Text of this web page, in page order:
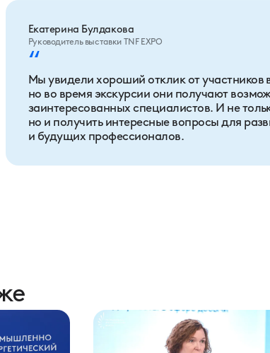
Екатерина Булдакова
Руководитель выставки TNF EXPO
“
Мы увидели хороший отклик от участников
но во время экскурсии они получают
заинтересованных специалистов. И не
но и получить интересные вопросы для
и будущих профессионалов.